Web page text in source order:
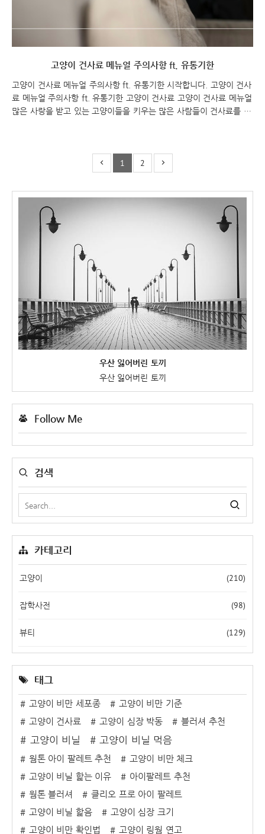
고양이 건사료 메뉴얼 주의사항 ft. 유통기한
고양이 건사료 메뉴얼 주의사항 ft. 유통기한 시작합니다. 고양이 건사
료 메뉴얼 주의사항 ft. 유통기한 고양이 건사료 고양이 건사료 메뉴얼
많은 사랑을 받고 있는 고양이들을 키우는 많은 사람들이 건사료를 선
을 위해 건사료를 제공할 때 유의해야 할 사항들을 알아보겠습니다. 영
구를 고려하여 영양균형이 잘 맞는 사료를 선택하는 것이 중요합니다.
필요하므로, 사료의 성분표를 자..
1 2
우산 잃어버린 토끼
우산 잃어버린 토끼
Follow Me
검색
카테고리
고양이 (210)
잡학사전 (98)
뷰티 (129)
태그
고양이 비만 세포종
고양이 비만 기준
고양이 건사료
고양이 심장 박동 블러셔 추천
고양이 비닐 고양이 비닐 먹음
웜톤 아이 팔레트 추천
고양이 비만 체크
고양이 비닐 핥는 이유
아이팔레트 추천
웜톤 블러셔
클리오 프로 아이 팔레트
고양이 비닐 핥음
고양이 심장 크기
고양이 비만 확인법
고양이 링웜 연고